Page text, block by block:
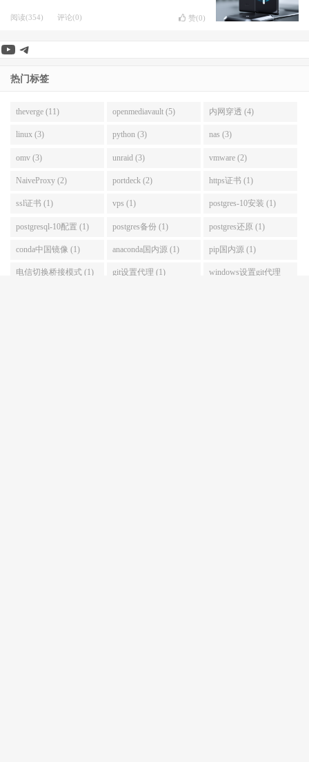
阅读(354) 评论(0) 赞(0)
YouTube
Telegram
热门标签
theverge (11) openmediavault (5) 内网穿透 (4)
linux (3) python (3) nas (3)
omv (3) unraid (3) vmware (2)
NaiveProxy (2) portdeck (2) https证书 (1)
ssl证书 (1) vps (1) postgres-10安装 (1)
postgresql-10配置 (1) postgres备份 (1) postgres还原 (1)
conda中国镜像 (1) anaconda国内源 (1) pip国内源 (1)
电信切换桥接模式 (1) git设置代理 (1) windows设置git代理